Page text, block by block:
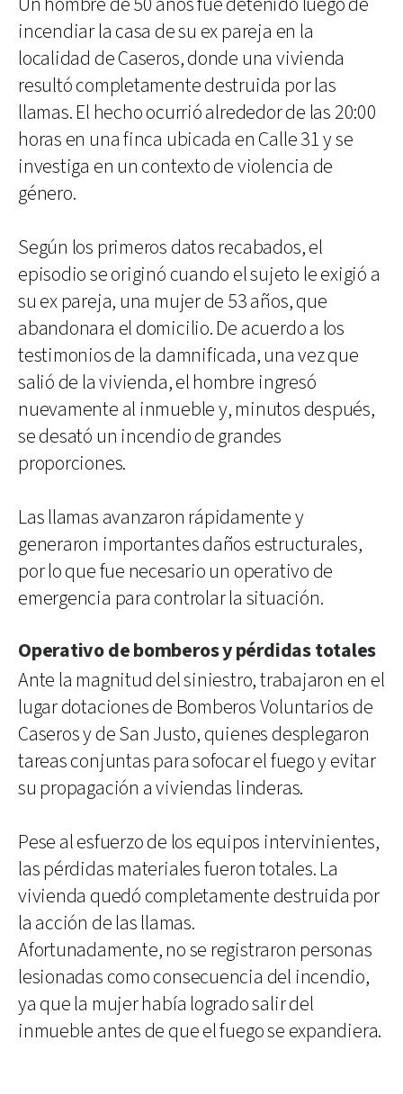
incendiar la casa de su ex pareja en la
localidad de Caseros, donde una vivienda
resultó completamente destruida por las
llamas. El hecho ocurrió alrededor de las 20:00
horas en una finca ubicada en Calle 31 y se
investiga en un contexto de violencia de
género.
Según los primeros datos recabados, el
episodio se originó cuando el sujeto le exigió a
su ex pareja, una mujer de 53 años, que
abandonara el domicilio. De acuerdo a los
testimonios de la damnificada, una vez que
salió de la vivienda, el hombre ingresó
nuevamente al inmueble y, minutos después,
se desató un incendio de grandes
proporciones.
Las llamas avanzaron rápidamente y
generaron importantes daños estructurales,
por lo que fue necesario un operativo de
emergencia para controlar la situación.
Operativo de bomberos y pérdidas totales
Ante la magnitud del siniestro, trabajaron en el
lugar dotaciones de Bomberos Voluntarios de
Caseros y de San Justo, quienes desplegaron
tareas conjuntas para sofocar el fuego y evitar
su propagación a viviendas linderas.
Pese al esfuerzo de los equipos intervinientes,
las pérdidas materiales fueron totales. La
vivienda quedó completamente destruida por
la acción de las llamas.
Afortunadamente, no se registraron personas
lesionadas como consecuencia del incendio,
ya que la mujer había logrado salir del
inmueble antes de que el fuego se expandiera.